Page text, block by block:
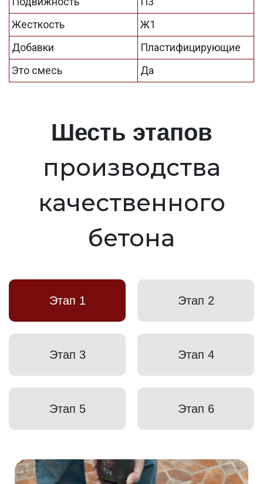
Жесткость
Ж1
Добавки
Пластифицирующие
Это смесь
Да
Шесть этапов
производства
качественного
бетона
Этап 1 Этап 2
Этап 3 Этап 4
Этап 5 Этап 6